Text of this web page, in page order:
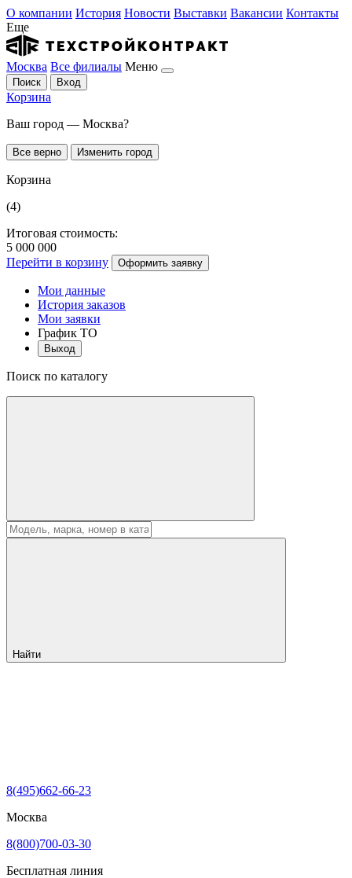
О компании История Новости Выставки Вакансии Контакты
Еще
Москва Все филиалы Меню
Поиск Вход
Корзина
Ваш город — Москва?
Все верно Изменить город
Корзина
(4)
Итоговая стоимость:
5 000 000
Перейти в корзину
Оформить заявку
Мои данные
История заказов
Мои заявки
График ТО
Выход
Поиск по каталогу
Найти
8(495)662-66-23
Москва
8(800)700-03-30
Бесплатная линия